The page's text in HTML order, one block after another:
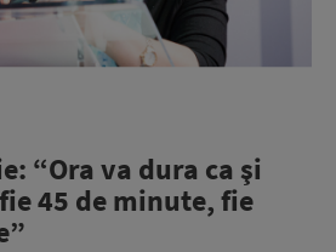
“Ora va dura ca şi
45 de minute, fie